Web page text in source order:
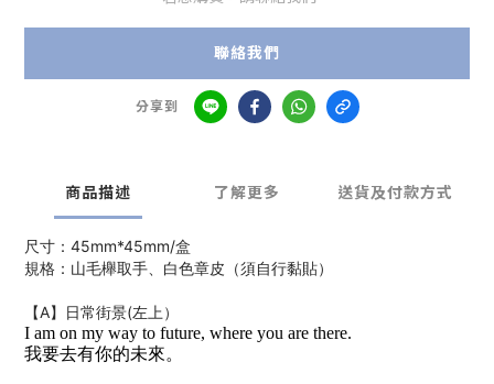
聯絡我們
分享到
商品描述 了解更多 送貨及付款方式
尺寸：45mm*45mm/盒
規格：山毛櫸取手、白色章皮（須自行黏貼）
【A】日常街景(左上）
I am on my way to future, where you are there.
我要去有你的未來。